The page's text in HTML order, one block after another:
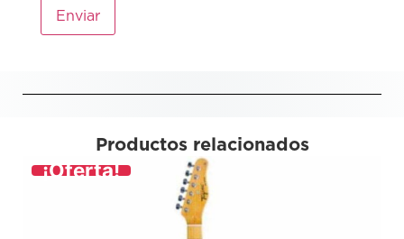
Productos relacionados
¡Oferta!